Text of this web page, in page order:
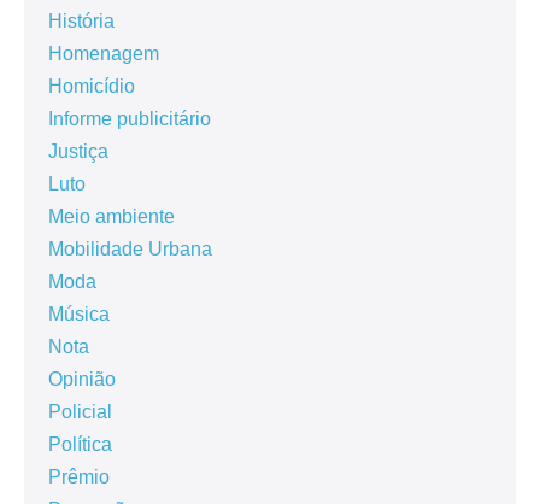
História
Homenagem
Homicídio
Informe publicitário
Justiça
Luto
Meio ambiente
Mobilidade Urbana
Moda
Música
Nota
Opinião
Policial
Política
Prêmio